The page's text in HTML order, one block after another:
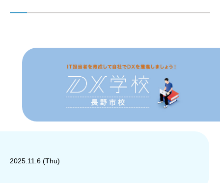
2025.11.6 (Thu)